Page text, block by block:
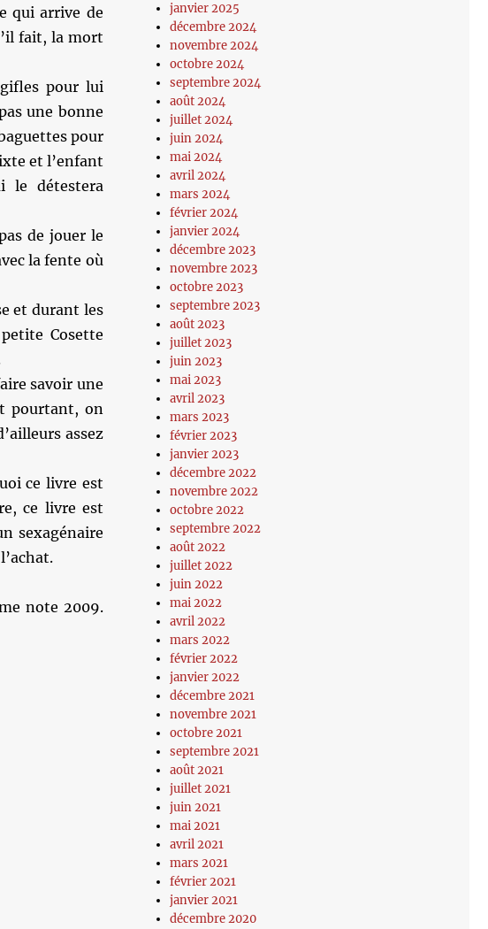
qui arrive de
fait, la mort
pour lui
une bonne
pour
et l’enfant
le détestera
de jouer le
la fente où
et durant les
Cosette
savoir une
pourtant, on
assez
ce livre est
ce livre est
sexagénaire
note 2009.
janvier 2025
décembre 2024
novembre 2024
octobre 2024
septembre 2024
août 2024
juillet 2024
juin 2024
mai 2024
avril 2024
mars 2024
février 2024
janvier 2024
décembre 2023
novembre 2023
octobre 2023
septembre 2023
août 2023
juillet 2023
juin 2023
mai 2023
avril 2023
mars 2023
février 2023
janvier 2023
décembre 2022
novembre 2022
octobre 2022
septembre 2022
août 2022
juillet 2022
juin 2022
mai 2022
avril 2022
mars 2022
février 2022
janvier 2022
décembre 2021
novembre 2021
octobre 2021
septembre 2021
août 2021
juillet 2021
juin 2021
mai 2021
avril 2021
mars 2021
février 2021
janvier 2021
décembre 2020